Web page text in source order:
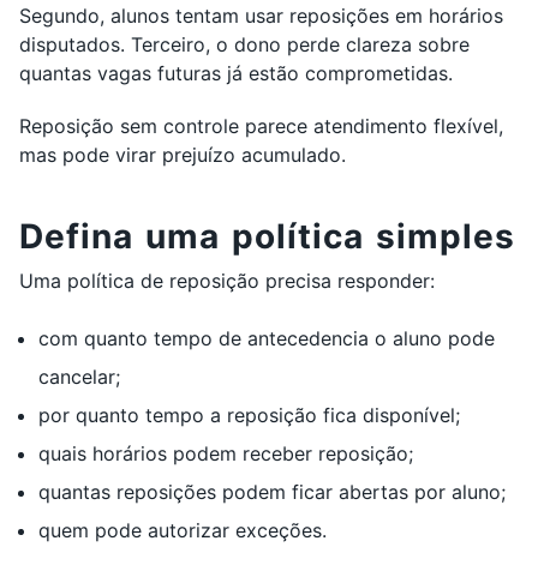
Segundo, alunos tentam usar reposições em horários
disputados. Terceiro, o dono perde clareza sobre
quantas vagas futuras já estão comprometidas.
Reposição sem controle parece atendimento flexível,
mas pode virar prejuízo acumulado.
Defina uma política simples
Uma política de reposição precisa responder:
com quanto tempo de antecedencia o aluno pode
cancelar;
por quanto tempo a reposição fica disponível;
quais horários podem receber reposição;
quantas reposições podem ficar abertas por aluno;
quem pode autorizar exceções.